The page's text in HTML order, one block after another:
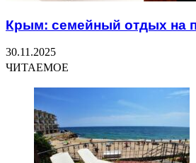
Крым: семейный отдых на
30.11.2025
ЧИТАЕМОЕ